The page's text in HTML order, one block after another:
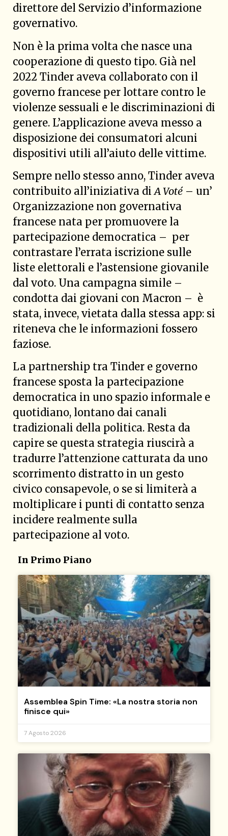
direttore del Servizio d’informazione
governativo.
Non è la prima volta che nasce una
cooperazione di questo tipo. Già nel
2022 Tinder aveva collaborato con il
governo francese per lottare contro le
violenze sessuali e le discriminazioni di
genere. L’applicazione aveva messo a
disposizione dei consumatori alcuni
dispositivi utili all’aiuto delle vittime.
Sempre nello stesso anno, Tinder aveva
contribuito all’iniziativa diA Voté– un’
Organizzazione non governativa
francese nata per promuovere la
partecipazione democratica – per
contrastare l’errata iscrizione sulle
liste elettorali e l’astensione giovanile
dal voto. Una campagna simile –
condotta dai giovani con Macron – è
stata, invece, vietata dalla stessa app: si
riteneva che le informazioni fossero
faziose.
La partnership tra Tinder e governo
francese sposta la partecipazione
democratica in uno spazio informale e
quotidiano, lontano dai canali
tradizionali della politica. Resta da
capire se questa strategia riuscirà a
tradurre l’attenzione catturata da uno
scorrimento distratto in un gesto
civico consapevole, o se si limiterà a
moltiplicare i punti di contatto senza
incidere realmente sulla
partecipazione al voto.
In Primo Piano
Assemblea Spin Time: «La nostra storia non
finisce qui»
7 Agosto 2026